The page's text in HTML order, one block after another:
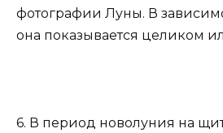
фотографии Луны. В
она показывается целиком
6. В период новолуния на